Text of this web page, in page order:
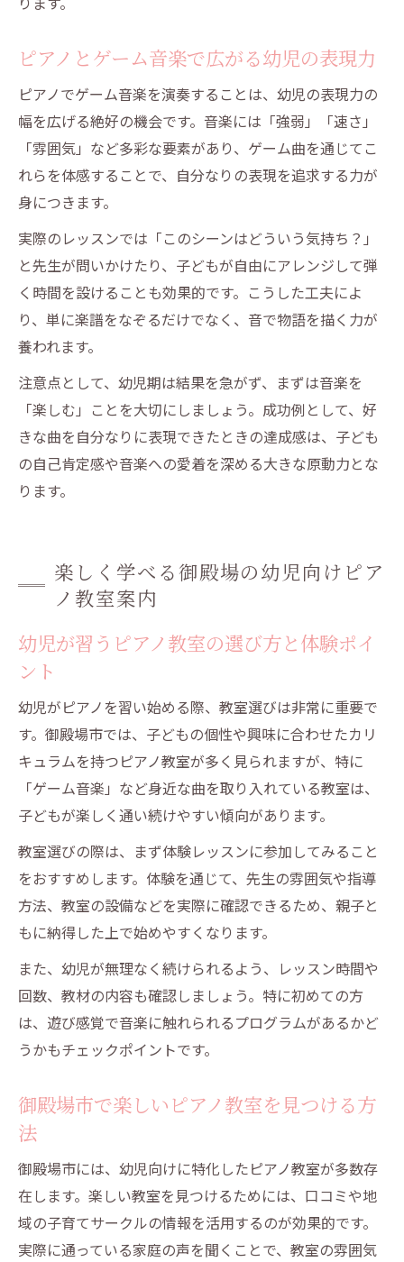
ピアノとゲーム音楽で広がる幼児の表現力
ピアノでゲーム音楽を演奏することは、幼児の表現力の
幅を広げる絶好の機会です。音楽には「強弱」「速さ」
「雰囲気」など多彩な要素があり、ゲーム曲を通じてこ
れらを体感することで、自分なりの表現を追求する力が
身につきます。
実際のレッスンでは「このシーンはどういう気持ち？」
と先生が問いかけたり、子どもが自由にアレンジして弾
く時間を設けることも効果的です。こうした工夫によ
り、単に楽譜をなぞるだけでなく、音で物語を描く力が
養われます。
注意点として、幼児期は結果を急がず、まずは音楽を
「楽しむ」ことを大切にしましょう。成功例として、好
きな曲を自分なりに表現できたときの達成感は、子ども
の自己肯定感や音楽への愛着を深める大きな原動力とな
ります。
楽しく学べる御殿場の幼児向けピア
ノ教室案内
幼児が習うピアノ教室の選び方と体験ポイ
ント
幼児がピアノを習い始める際、教室選びは非常に重要で
す。御殿場市では、子どもの個性や興味に合わせたカリ
キュラムを持つピアノ教室が多く見られますが、特に
「ゲーム音楽」など身近な曲を取り入れている教室は、
子どもが楽しく通い続けやすい傾向があります。
教室選びの際は、まず体験レッスンに参加してみること
をおすすめします。体験を通じて、先生の雰囲気や指導
方法、教室の設備などを実際に確認できるため、親子と
もに納得した上で始めやすくなります。
また、幼児が無理なく続けられるよう、レッスン時間や
回数、教材の内容も確認しましょう。特に初めての方
は、遊び感覚で音楽に触れられるプログラムがあるかど
うかもチェックポイントです。
御殿場市で楽しいピアノ教室を見つける方
法
御殿場市には、幼児向けに特化したピアノ教室が多数存
在します。楽しい教室を見つけるためには、口コミや地
域の子育てサークルの情報を活用するのが効果的です。
実際に通っている家庭の声を聞くことで、教室の雰囲気